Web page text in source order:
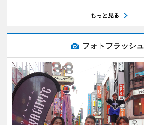
もっと見る
フォトフラッシュ